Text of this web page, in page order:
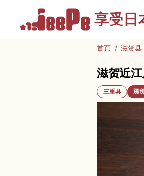
享受 日
首页 / 滋贺县
滋贺近
三重县 滋